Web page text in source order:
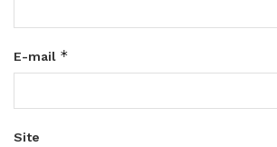
E-mail *
Site